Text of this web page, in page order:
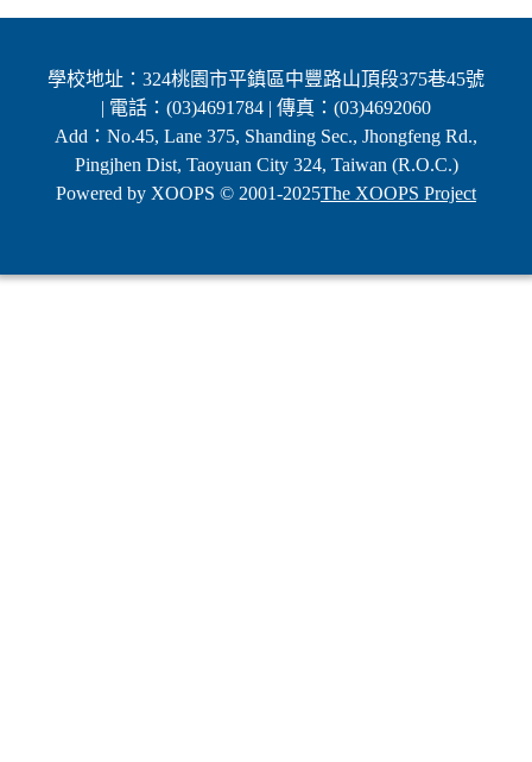
學校地址：324桃園市平鎮區中豐路山頂段375巷45號
| 電話：(03)4691784 | 傳真：(03)4692060
Add：No.45, Lane 375, Shanding Sec., Jhongfeng Rd.,
Pingjhen Dist, Taoyuan City 324, Taiwan (R.O.C.)
Powered by XOOPS © 2001-2025The XOOPS Project